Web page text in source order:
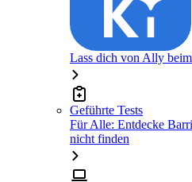
Lass dich von Ally
Geführte Tests
Für Alle: Entdecke
nicht finden